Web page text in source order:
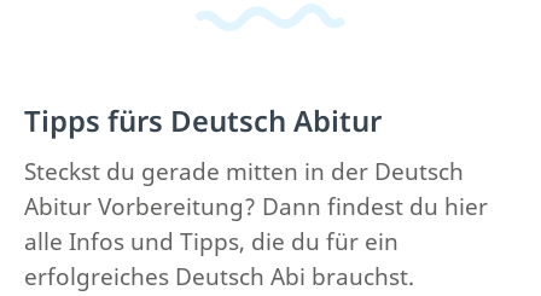
Tipps fürs Deutsch Abitur
Steckst du gerade mitten in der Deutsch
Abitur Vorbereitung? Dann findest du hier
alle Infos und Tipps, die du für ein
erfolgreiches Deutsch Abi brauchst.